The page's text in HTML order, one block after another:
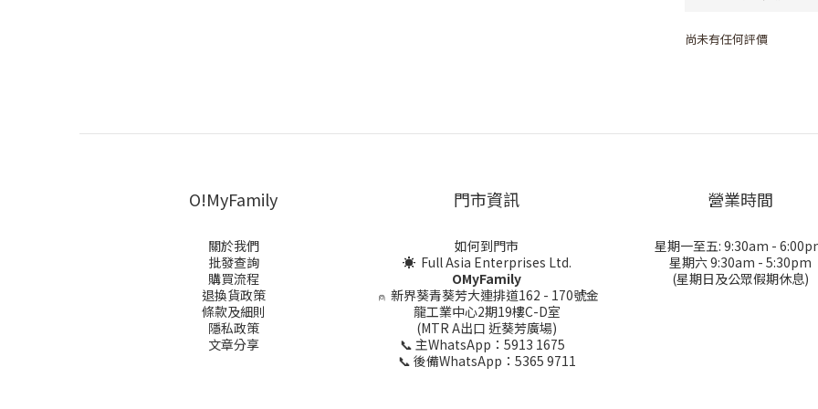
尚未有任何評價
O!MyFamily
關於我們
批發查詢
購買流程
退換貨政策
條款及細則
隱私政策
文章分享
門市資訊
如何到門市
☀ Full Asia Enterprises Ltd.
OMyFamily
⍝ 新界葵青葵芳大連排道162 - 170號金
龍工業中心2期19樓C-D室
(MTR A出口 近葵芳廣場)
📞 主WhatsApp：5913 1675
📞 後備WhatsApp：5365 9711
營業時間
星期一至五: 9:30am -
星期六 9:30am - 5:30pm
(星期日及公眾假期休息)